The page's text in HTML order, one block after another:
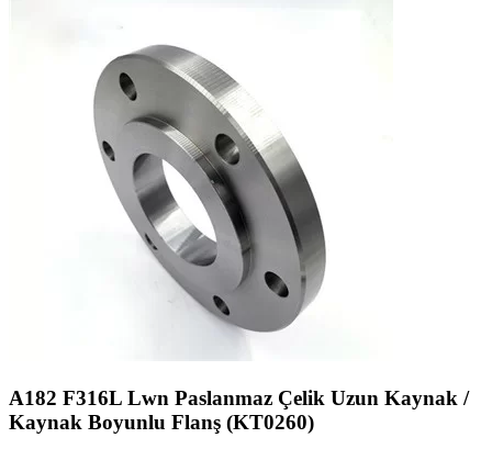
A182 F316L Lwn Paslanmaz Çelik Uzun Kaynak /
Kaynak Boyunlu Flanş (KT0260)